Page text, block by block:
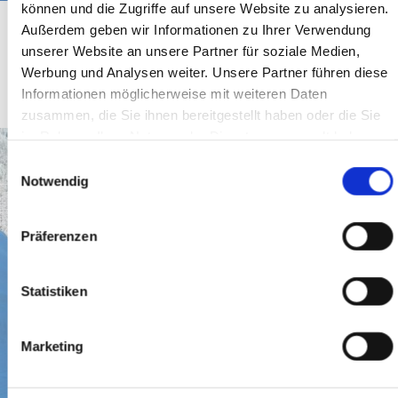
können und die Zugriffe auf unsere Website zu analysieren.
Außerdem geben wir Informationen zu Ihrer Verwendung
unserer Website an unsere Partner für soziale Medien,
Werbung und Analysen weiter. Unsere Partner führen diese
Informationen möglicherweise mit weiteren Daten
zusammen, die Sie ihnen bereitgestellt haben oder die Sie
unsere Webseite weiterhin nutzen.
Einwilligungsauswahl
Notwendig
Präferenzen
Statistiken
Marketing
Abwechslungsreiche und sehr schneesichere Loipe.
Weitere Infos
LOIPE WILDBAD KREUTH - KLAMM